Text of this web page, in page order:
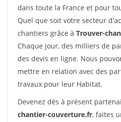
dans toute la France et pour
Quel que soit votre secteur
chantiers grâce à Trouver-
Chaque jour, des milliers de
des devis en ligne. Nous
mettre en relation avec des
travaux pour leur Habitat.
Devenez dès à présent
chantier-couverture.fr, faites